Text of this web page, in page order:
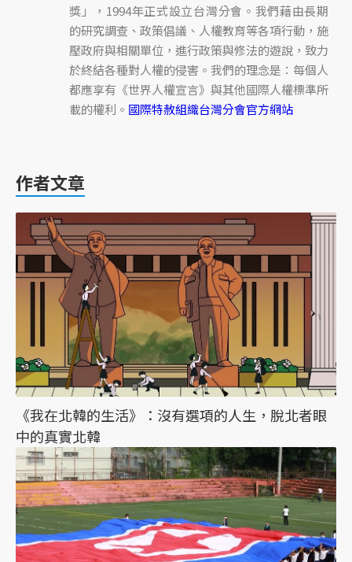
獎」，1994年正式設立台灣分會。我們藉由長期
的研究調查、政策倡議、人權教育等各項行動，施
壓政府與相關單位，進行政策與修法的遊說，致力
於終結各種對人權的侵害。我們的理念是：每個人
都應享有《世界人權宣言》與其他國際人權標準所
載的權利。 國際特赦組織台灣分會官方網站
作者文章
《我在北韓的生活》：沒有選項的人生，脫北者眼
中的真實北韓